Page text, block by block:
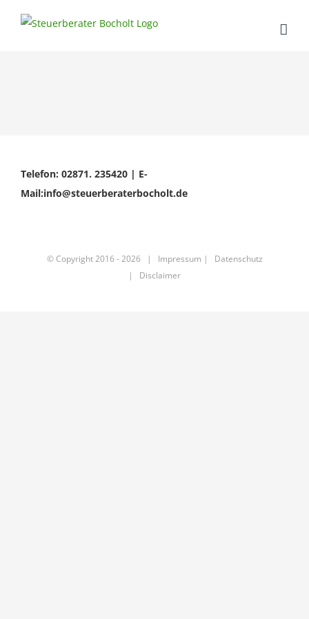
Telefon: 02871. 235420 | E-
Mail:info@steuerberaterbocholt.de
© Copyright 2016 -2026 | Impressum | Datenschutz
| Disclaimer